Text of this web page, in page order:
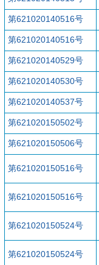
第621020140516号
第621020140516号
第621020140529号
第621020140530号
第621020140537号
第621020150502号
第621020150506号
第621020150516号
第621020150516号
第621020150524号
第621020150524号